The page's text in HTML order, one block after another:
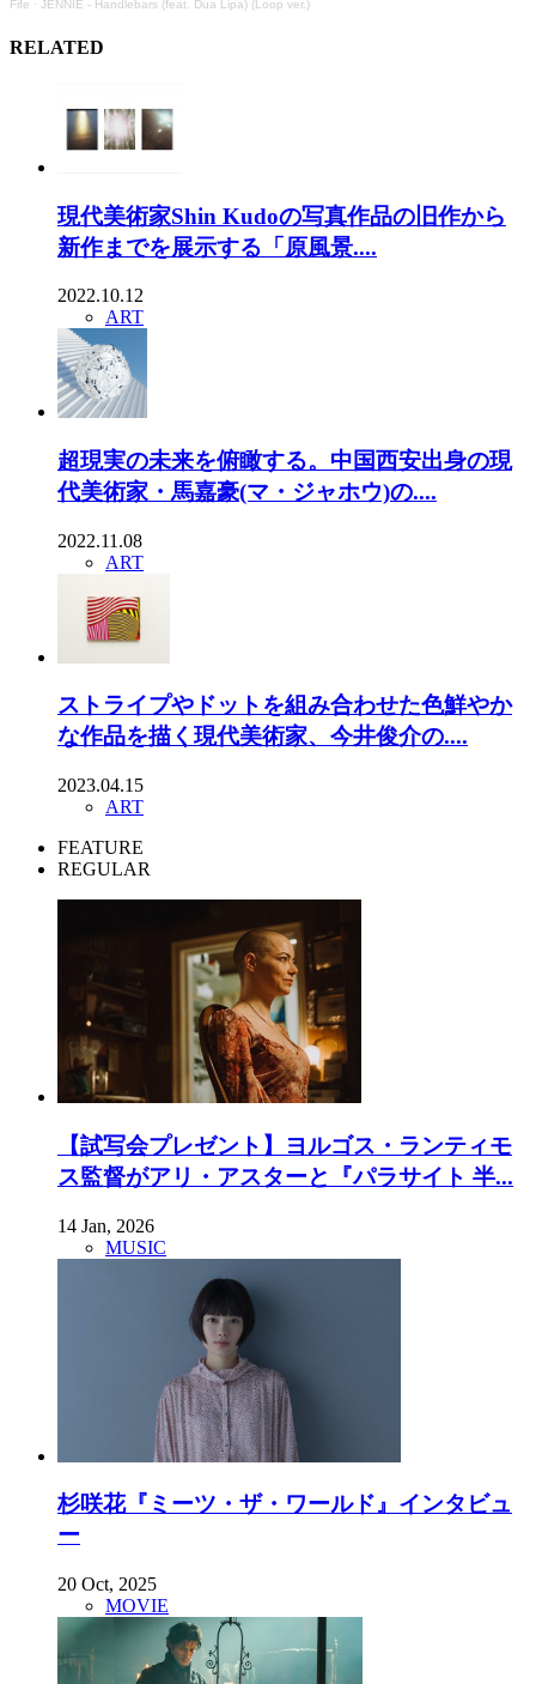
Fife · JENNIE - Handlebars (feat. Dua Lipa) (Loop ver.)
RELATED
現代美術家Shin Kudoの写真作品の旧作から
新作までを展示する「原風景....
2022.10.12
ART
超現実の未来を俯瞰する。中国西安出身の現
代美術家・馬嘉豪(マ・ジャホウ)の....
2022.11.08
ART
ストライプやドットを組み合わせた色鮮やか
な作品を描く現代美術家、今井俊介の....
2023.04.15
ART
FEATURE
REGULAR
【試写会プレゼント】ヨルゴス・ランティモ
ス監督がアリ・アスターと『パラサイト 半...
14 Jan, 2026
MUSIC
杉咲花『ミーツ・ザ・ワールド』インタビュ
ー
20 Oct, 2025
MOVIE